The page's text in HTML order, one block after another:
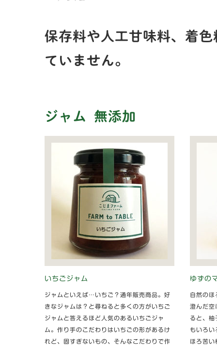
保存料や人工甘味料、着色
ていません。
ジャム 無添加
いちごジャム
ジャムといえば…いちご？通年販売商品。好
きなジャムは？と尋ねると多くの方がいちご
ジャムと答えるほど人気のあるいちごジャ
ム。作り手のこだわりはいちごの形があるけ
れど、固すぎないもの、そんなこだわりで作
ゆずの
自然のほ
澄んだ空
ると、柚
もいろい
ほろ苦い